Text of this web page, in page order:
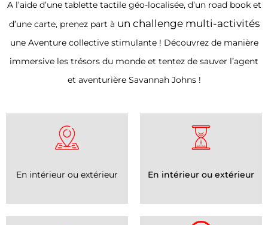
A l’aide d’une tablette tactile géo-localisée, d’un road book et
d’une carte, prenez part à un challenge multi-activités
une Aventure collective stimulante ! Découvrez de manière
immersive les trésors du monde et tentez de sauver l’agent
et aventurière Savannah Johns !
En intérieur ou extérieur En intérieur ou extérieur